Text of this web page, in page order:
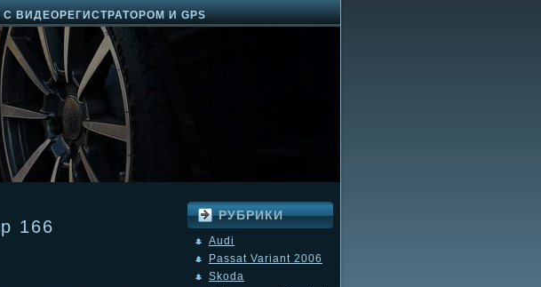
ВИДЕОРЕГИСТРАТОРОМ И GPS
166
РУБРИКИ
Audi
Passat Variant 2006
Skoda